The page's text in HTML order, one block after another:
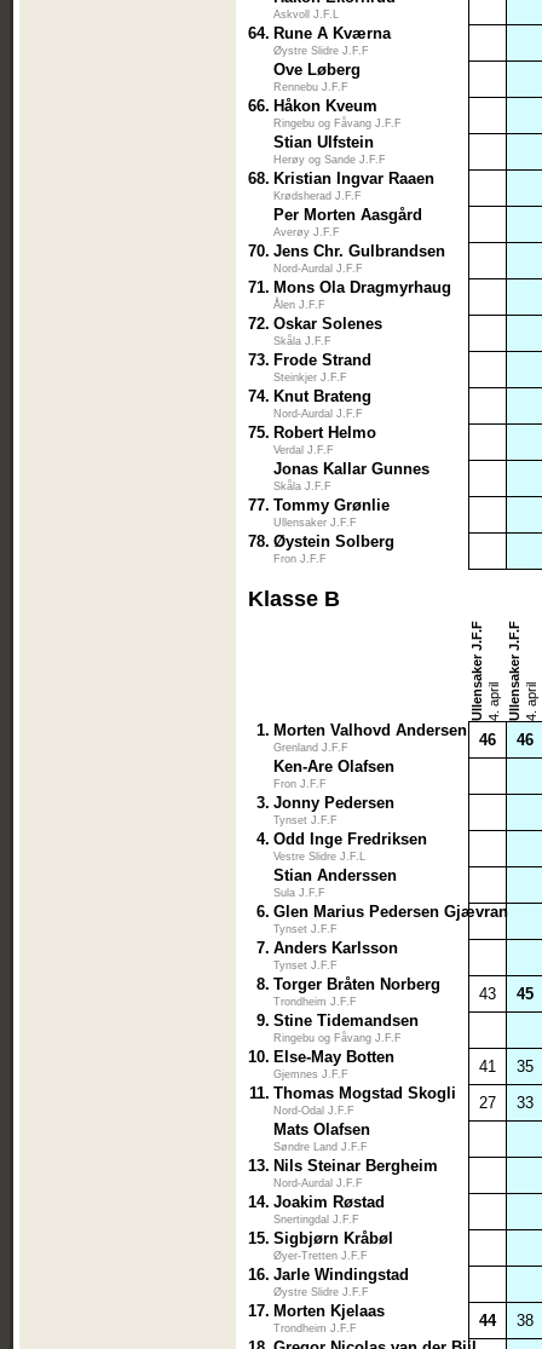
Askvoll J.F.L
64. Rune A Kværna
Øystre Slidre J.F.F
Ove Løberg
Rennebu J.F.F
66. Håkon Kveum
Ringebu og Fåvang J.F.F
Stian Ulfstein
Herøy og Sande J.F.F
68. Kristian Ingvar Raaen
Krødsherad J.F.F
Per Morten Aasgård
Averøy J.F.F
70. Jens Chr. Gulbrandsen
Nord-Aurdal J.F.F
71. Mons Ola Dragmyrhaug
Ålen J.F.F
72. Oskar Solenes
Skåla J.F.F
73. Frode Strand
Steinkjer J.F.F
74. Knut Brateng
Nord-Aurdal J.F.F
75. Robert Helmo
Verdal J.F.F
Jonas Kallar Gunnes
Skåla J.F.F
77. Tommy Grønlie
Ullensaker J.F.F
78. Øystein Solberg
Fron J.F.F
Klasse B
Ullensaker J.F.F 4. april Ullensaker J.F.F 4. april
1. Morten Valhovd Andersen
Grenland J.F.F 46
46
Ken-Are Olafsen
Fron J.F.F
3. Jonny Pedersen
Tynset J.F.F
4. Odd Inge Fredriksen
Vestre Slidre J.F.L
Stian Anderssen
Sula J.F.F
6. Glen Marius Pedersen Gjævran
Tynset J.F.F
7. Anders Karlsson
Tynset J.F.F
8. Torger Bråten Norberg
Trondheim J.F.F 43
45
9. Stine Tidemandsen
Ringebu og Fåvang J.F.F
10. Else-May Botten
Gjemnes J.F.F 41
35
11. Thomas Mogstad Skogli
Nord-Odal J.F.F 27
33
Mats Olafsen
Søndre Land J.F.F
13. Nils Steinar Bergheim
Nord-Aurdal J.F.F
14. Joakim Røstad
Snertingdal J.F.F
15. Sigbjørn Kråbøl
Øyer-Tretten J.F.F
16. Jarle Windingstad
Øystre Slidre J.F.F
17. Morten Kjelaas
Trondheim J.F.F 44
38